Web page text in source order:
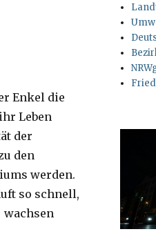
Enkel die
Leben
der
den
werden.
so schnell,